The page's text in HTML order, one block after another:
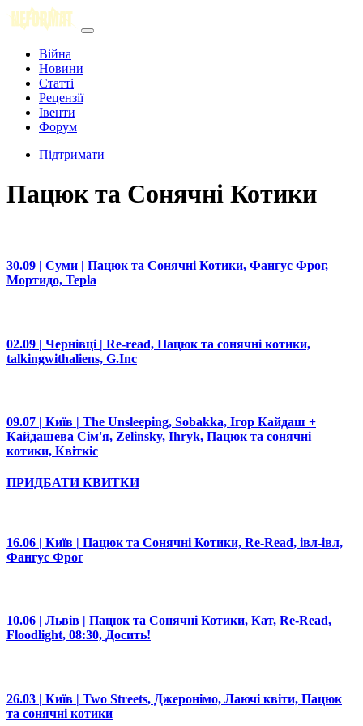
Війна
Новини
Статті
Рецензії
Івенти
Форум
Підтримати
Пацюк та Сонячні Котики
30.09 | Суми | Пацюк та Сонячні Котики, Фангус Фрог,
Мортидо, Tepla
02.09 | Чернівці | Re-read, Пацюк та сонячні котики,
talkingwithaliens, G.Inc
09.07 | Київ | The Unsleeping, Sobakka, Ігор Кайдаш +
Кайдашева Сім'я, Zelinsky, Ihryk, Пацюк та сонячні
котики, Квіткіс
ПРИДБАТИ КВИТКИ
16.06 | Київ | Пацюк та Сонячні Котики, Re-Read, івл-івл,
Фангус Фрог
10.06 | Львів | Пацюк та Сонячні Котики, Кат, Re-Read,
Floodlight, 08:30, Досить!
26.03 | Київ | Two Streets, Джеронімо, Лаючі квіти, Пацюк
та сонячні котики